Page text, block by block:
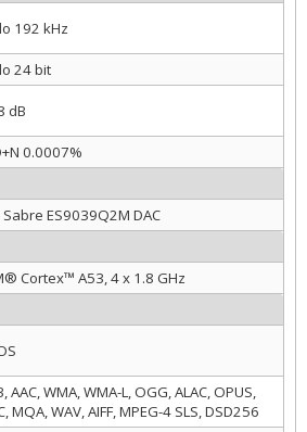
192 kHz
24 bit
dB
0.0007%
Sabre ES9039Q2M DAC
Cortex™ A53, 4 x 1.8 GHz
AAC, WMA, WMA-L, OGG, ALAC, OPUS,
MQA, WAV, AIFF, MPEG-4 SLS, DSD256